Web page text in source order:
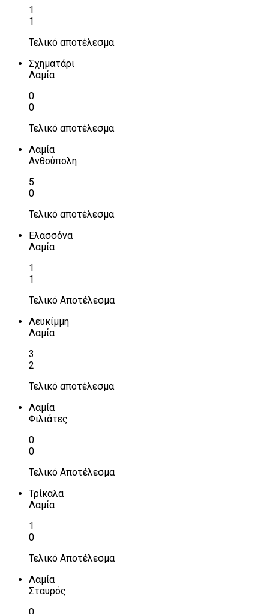
1
1
Τελικό αποτέλεσμα
Σχηματάρι
Λαμία
0
0
Τελικό αποτέλεσμα
Λαμία
Ανθούπολη
5
0
Τελικό αποτέλεσμα
Ελασσόνα
Λαμία
1
1
Τελικό Αποτέλεσμα
Λευκίμμη
Λαμία
3
2
Τελικό αποτέλεσμα
Λαμία
Φιλιάτες
0
0
Τελικό Αποτέλεσμα
Τρίκαλα
Λαμία
1
0
Τελικό Αποτέλεσμα
Λαμία
Σταυρός